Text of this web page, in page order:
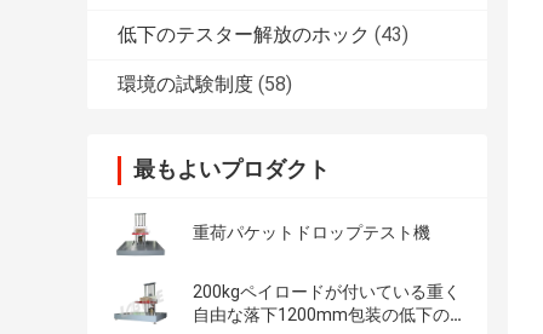
低下のテスター解放のホック (43)
環境の試験制度 (58)
最もよいプロダクト
重荷パケットドロップテスト機
200kgペイロードが付いている重く
自由な落下1200mm包装の低下の